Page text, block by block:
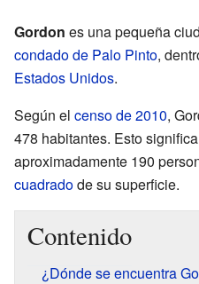
Gordon es una pequeña
condado de Palo Pinto,
Estados Unidos.
Según el censo de 2010,
478 habitantes. Esto
aproximadamente 190
cuadradode su superficie.
Contenido
¿Dónde se encuentra